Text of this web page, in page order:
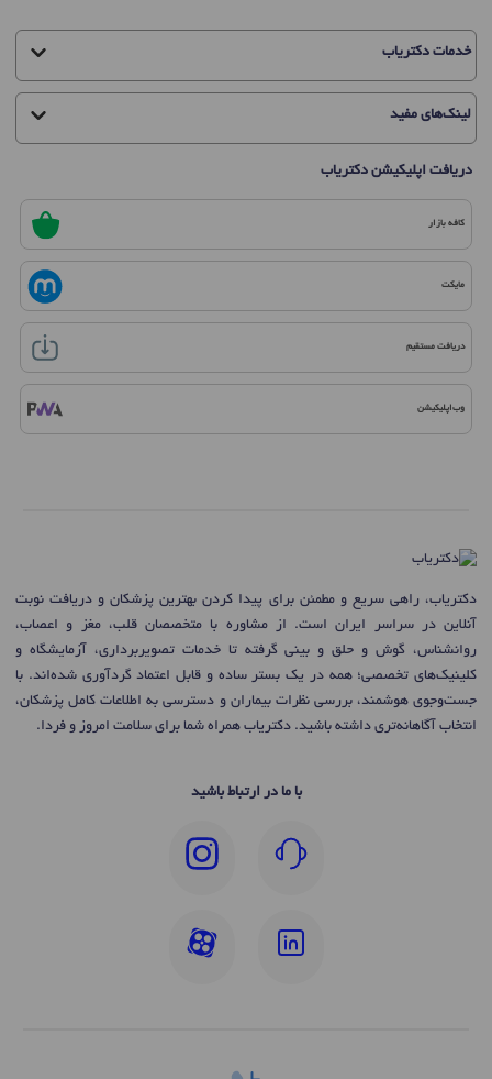
خدمات دکتریاب
لینک‌های مفید
دریافت اپلیکیشن دکتریاب
کافه بازار
مایکت
دریافت مستقیم
وب‌اپلیکیشن
دکتریاب، راهی سریع و مطمئن برای پیدا کردن بهترین پزشکان و دریافت نوبت
آنلاین در سراسر ایران است. از مشاوره با متخصصان قلب، مغز و اعصاب،
روانشناس، گوش و حلق و بینی گرفته تا خدمات تصویربرداری، آزمایشگاه و
کلینیک‌های تخصصی؛ همه در یک بستر ساده و قابل اعتماد گردآوری شده‌اند. با
جست‌وجوی هوشمند، بررسی نظرات بیماران و دسترسی به اطلاعات کامل پزشکان،
انتخاب آگاهانه‌تری داشته باشید. دکتریاب همراه شما برای سلامت امروز و فردا.
با ما در ارتباط باشید